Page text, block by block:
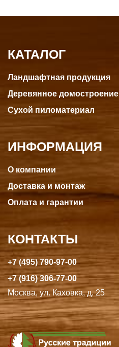
КАТАЛОГ
Ландшафтная продукция
Деревянное домостроение
Сухой пиломатериал
ИНФОРМАЦИЯ
О компании
Доставка и монтаж
Оплата и гарантии
КОНТАКТЫ
+7 (495) 790-97-00
+7 (916) 306-77-00
Москва, ул. Каховка, д. 25